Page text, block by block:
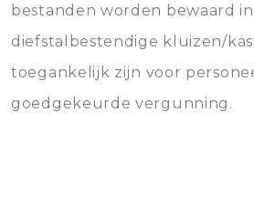
bestanden worden bewaard
diefstalbestendige kluizen/
toegankelijk zijn voor
goedgekeurde vergunning.